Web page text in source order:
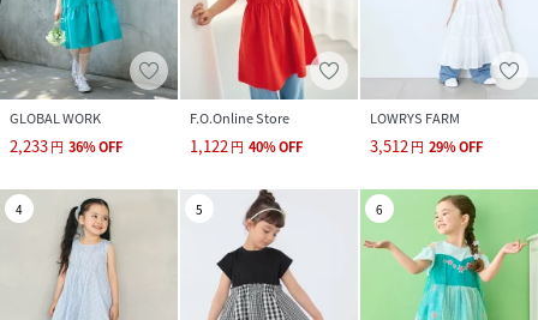
GLOBAL WORK
2,233円 36%OFF
F.O.Online Store
1,122円 40%OFF
LOWRYS FARM
3,512円 29%OFF
4 5 6